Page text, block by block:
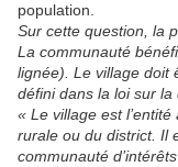
population.
Sur cette question, la
La communauté
lignée). Le village doit
défini dans la loi sur la
« Le village est
rurale ou du district. Il
communauté